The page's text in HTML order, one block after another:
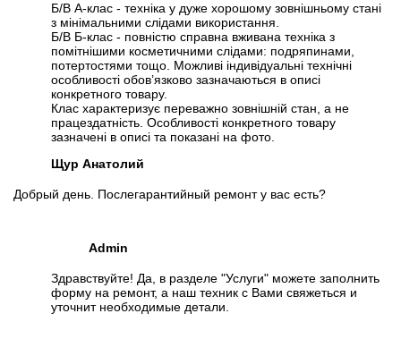
Б/В А-клас - техніка у дуже хорошому зовнішньому стані
з мінімальними слідами використання.
Б/В Б-клас - повністю справна вживана техніка з
помітнішими косметичними слідами: подряпинами,
потертостями тощо. Можливі індивідуальні технічні
особливості обов’язково зазначаються в описі
конкретного товару.
Клас характеризує переважно зовнішній стан, а не
працездатність. Особливості конкретного товару
зазначені в описі та показані на фото.
Щур Анатолий
Добрый день. Послегарантийный ремонт у вас есть?
Admin
Здравствуйте! Да, в разделе "Услуги" можете заполнить
форму на ремонт, а наш техник с Вами свяжеться и
уточнит необходимые детали.